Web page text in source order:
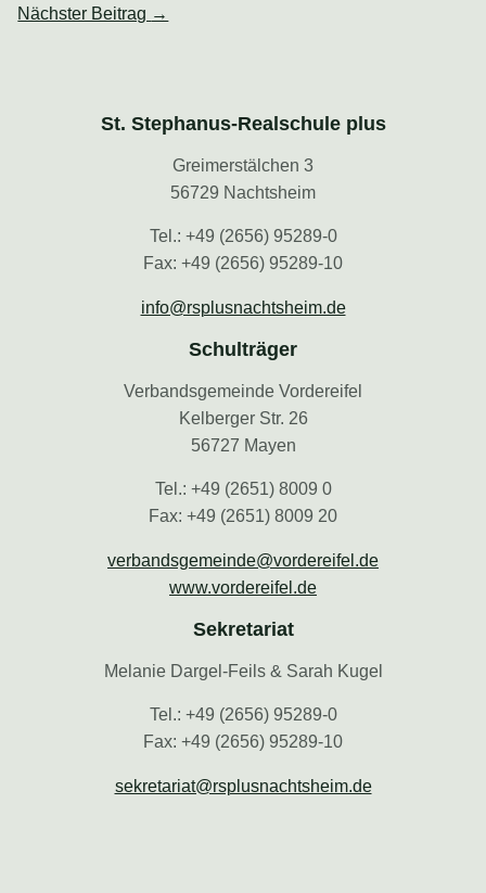
Nächster Beitrag →
St. Stephanus-Realschule plus
Greimerstälchen 3
56729 Nachtsheim
Tel.: +49 (2656) 95289-0
Fax: +49 (2656) 95289-10
info@rsplusnachtsheim.de
Schulträger
Verbandsgemeinde Vordereifel
Kelberger Str. 26
56727 Mayen
Tel.: +49 (2651) 8009 0
Fax: +49 (2651) 8009 20
verbandsgemeinde@vordereifel.de
www.vordereifel.de
Sekretariat
Melanie Dargel-Feils & Sarah Kugel
Tel.: +49 (2656) 95289-0
Fax: +49 (2656) 95289-10
sekretariat@rsplusnachtsheim.de